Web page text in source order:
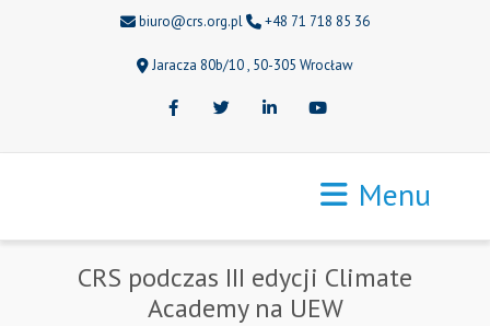
biuro@crs.org.pl +48 71 718 85 36
Jaracza 80b/10 , 50-305 Wrocław
FacebookTwitter LinkedInYoutube
Menu
CRS podczas III edycji Climate
Academy na UEW